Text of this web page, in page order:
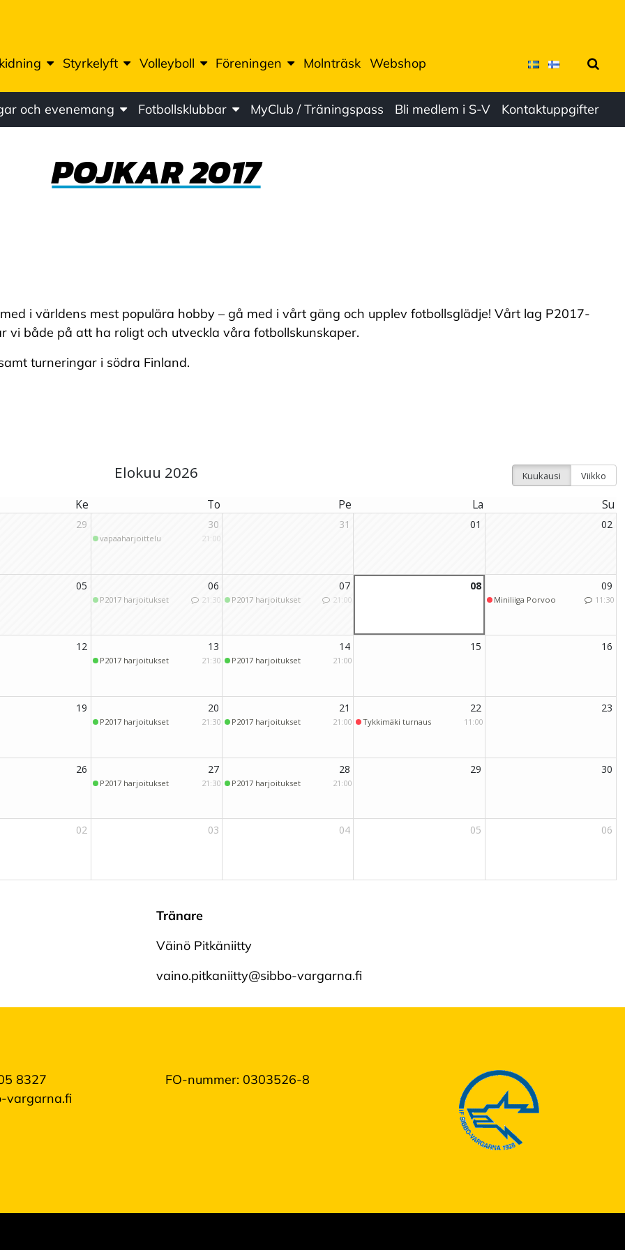
Styrkelyft Volleyboll Föreningen Molnträsk Webshop
och evenemang Fotbollsklubbar MyClub / Träningspass Bli medlem i S-V Kontaktuppgifter
POJKAR 2017
i världens mest populära hobby – gå med i vårt gäng och upplev fotbollsglädje! Vårt lag P2017-
både på att ha roligt och utveckla våra fotbollskunskaper.
turneringar i södra Finland.
Tränare
Väinö Pitkäniitty
vaino.pitkaniitty@sibbo-vargarna.fi
8327
vargarna.fi
FO-nummer: 0303526-8